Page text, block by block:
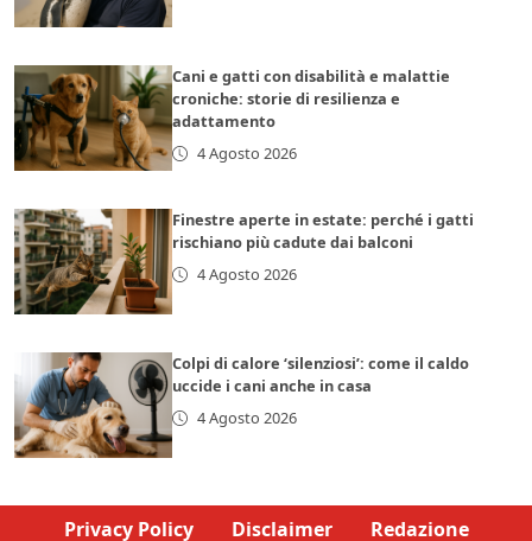
Cani e gatti con disabilità e malattie
croniche: storie di resilienza e
adattamento
4 Agosto 2026
Finestre aperte in estate: perché i gatti
rischiano più cadute dai balconi
4 Agosto 2026
Colpi di calore ‘silenziosi’: come il caldo
uccide i cani anche in casa
4 Agosto 2026
Privacy Policy Disclaimer Redazione